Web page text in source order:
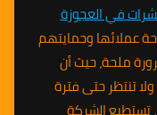
في العجوزة
لضمان راحة عملائها وحمايتهم
ملحة، حيث أن
تنتظر حتى فترة
تستطيع الشركة